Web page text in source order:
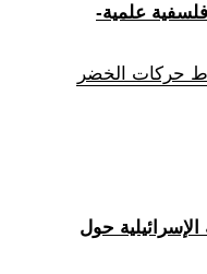
حركات الخضر
الإسرائيلية حول